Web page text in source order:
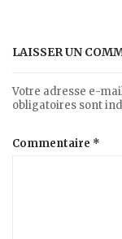
LAISSER UN
Votre adresse e-
obligatoires sont
Commentaire *